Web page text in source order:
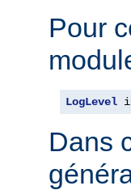
Pour
LogLevel
Dans